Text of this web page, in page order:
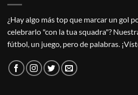
¿Hay algo más top que marcar un gol
celebrarlo "con la tua squadra"?
fútbol, un juego, pero de palabras.